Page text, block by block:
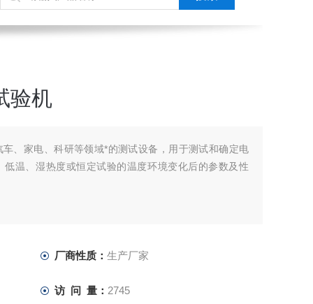
验机
、家电、科研等领域*的测试设备，用于测试和确定电
温、湿热度或恒定试验的温度环境变化后的参数及性
厂商性质： 生产厂家
访 问 量： 2745